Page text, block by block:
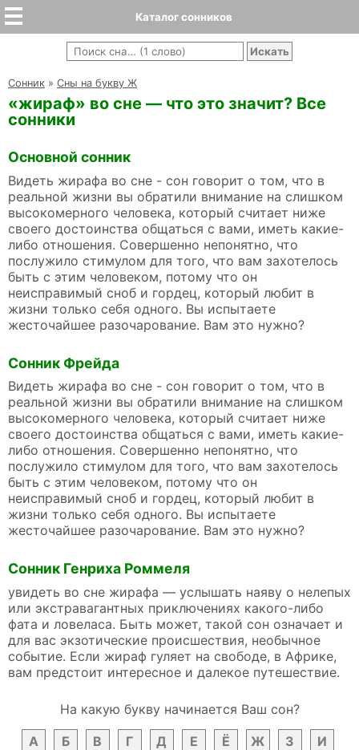
Каталог сонников
Cонник » Сны на букву Ж
«жираф» во сне — что это значит? Все
сонники
Основной сонник
Видеть жирафа во сне - сон говорит о том, что в
реальной жизни вы обратили внимание на слишком
высокомерного человека, который считает ниже
своего достоинства общаться с вами, иметь какие-
либо отношения. Совершенно непонятно, что
послужило стимулом для того, что вам захотелось
быть с этим человеком, потому что он
неисправимый сноб и гордец, который любит в
жизни только себя одного. Вы испытаете
жесточайшее разочарование. Вам это нужно?
Сонник Фрейда
Видеть жирафа во сне - сон говорит о том, что в
реальной жизни вы обратили внимание на слишком
высокомерного человека, который считает ниже
своего достоинства общаться с вами, иметь какие-
либо отношения. Совершенно непонятно, что
послужило стимулом для того, что вам захотелось
быть с этим человеком, потому что он
неисправимый сноб и гордец, который любит в
жизни только себя одного. Вы испытаете
жесточайшее разочарование. Вам это нужно?
Сонник Генриха Роммеля
увидеть во сне жирафа — услышать наяву о нелепых
или экстравагантных приключениях какого-либо
фата и ловеласа. Быть может, такой сон означает и
для вас экзотические происшествия, необычное
событие. Если жираф гуляет на свободе, в Африке,
вам предстоит интересное и далекое путешествие.
На какую букву начинается Ваш сон?
А
Б В Г Д Е Ё Ж З И